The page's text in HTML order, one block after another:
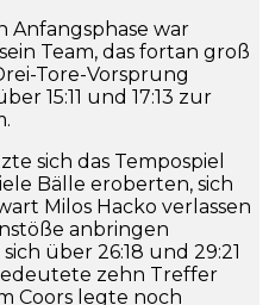
Anfangsphase war
Team, das fortan groß
Tore-Vorsprung
15:11 und 17:13 zur
sich das Tempospiel
Bälle eroberten, sich
Milos Hacko verlassen
anbringen
über 26:18 und 29:21
zehn Treffer
Coors legte noch